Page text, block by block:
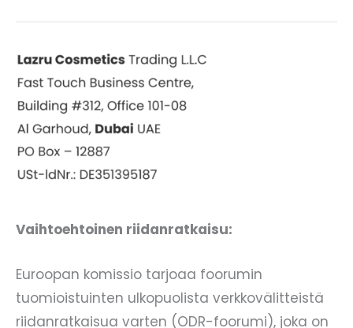
Vaihtoehtoinen riidanratkaisu:
Euroopan komissio tarjoaa foorumin
tuomioistuinten ulkopuolista verkkovälitteistä
riidanratkaisua varten (ODR-foorumi), joka on